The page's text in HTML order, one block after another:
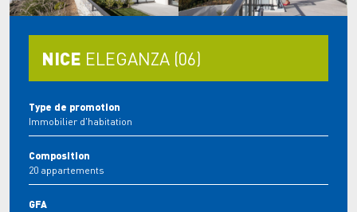
NICE ELEGANZA (06)
Type de promotion
Immobilier d'habitation
Composition
20 appartements
GFA